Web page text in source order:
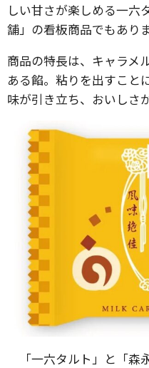
しい甘さが楽しめる一六
舗」の看板商品でもありま
商品の特長は、キャラメ
ある餡。粘りを出すこと
味が引き立ち、おいしさ
「一六タルト」と「森